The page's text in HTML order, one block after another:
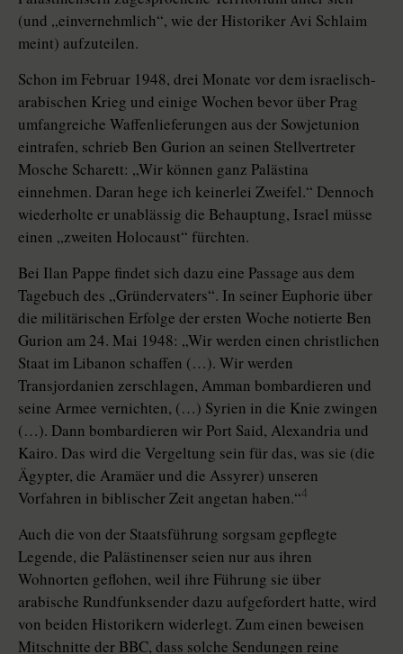
(und „einvernehmlich“, wie der Historiker Avi Schlaim
meint) aufzuteilen.
Schon im Februar 1948, drei Monate vor dem israelisch-
arabischen Krieg und einige Wochen bevor über Prag
umfangreiche Waffenlieferungen aus der Sowjetunion
eintrafen, schrieb Ben Gurion an seinen Stellvertreter
Mosche Scharett: „Wir können ganz Palästina
einnehmen. Daran hege ich keinerlei Zweifel.“ Dennoch
wiederholte er unablässig die Behauptung, Israel müsse
einen „zweiten Holocaust“ fürchten.
Bei Ilan Pappe findet sich dazu eine Passage aus dem
Tagebuch des „Gründervaters“. In seiner Euphorie über
die militärischen Erfolge der ersten Woche notierte Ben
Gurion am 24. Mai 1948: „Wir werden einen christlichen
Staat im Libanon schaffen (…). Wir werden
Transjordanien zerschlagen, Amman bombardieren und
seine Armee vernichten, (…) Syrien in die Knie zwingen
(…). Dann bombardieren wir Port Said, Alexandria und
Kairo. Das wird die Vergeltung sein für das, was sie (die
Ägypter, die Aramäer und die Assyrer) unseren
Vorfahren in biblischer Zeit angetan haben.“4
Auch die von der Staatsführung sorgsam gepflegte
Legende, die Palästinenser seien nur aus ihren
Wohnorten geflohen, weil ihre Führung sie über
arabische Rundfunksender dazu aufgefordert hatte, wird
von beiden Historikern widerlegt. Zum einen beweisen
Mitschnitte der BBC, dass solche Sendungen reine